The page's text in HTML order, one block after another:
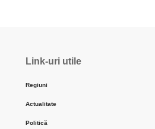
Link-uri utile
Regiuni
Actualitate
Politică